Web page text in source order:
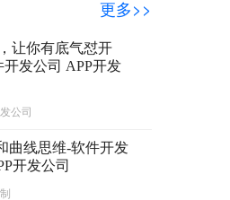
更多>>
让你有底气怼开
发公司 APP开发
公司
曲线思维-软件开发
开发公司